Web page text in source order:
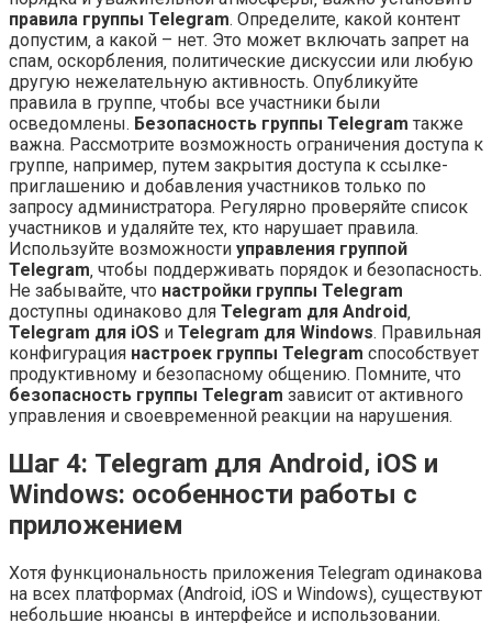
правила группы Telegram. Определите‚ какой контент
допустим‚ а какой – нет. Это может включать запрет на
спам‚ оскорбления‚ политические дискуссии или любую
другую нежелательную активность. Опубликуйте
правила в группе‚ чтобы все участники были
осведомлены. Безопасность группы Telegram также
важна. Рассмотрите возможность ограничения доступа к
группе‚ например‚ путем закрытия доступа к ссылке-
приглашению и добавления участников только по
запросу администратора. Регулярно проверяйте список
участников и удаляйте тех‚ кто нарушает правила.
Используйте возможности управления группой
Telegram‚ чтобы поддерживать порядок и безопасность.
Не забывайте‚ что настройки группы Telegram
доступны одинаково для Telegram для Android‚
Telegram для iOS и Telegram для Windows. Правильная
конфигурация настроек группы Telegram способствует
продуктивному и безопасному общению. Помните‚ что
безопасность группы Telegram зависит от активного
управления и своевременной реакции на нарушения.
Шаг 4: Telegram для Android‚ iOS и
Windows: особенности работы с
приложением
Хотя функциональность приложения Telegram одинакова
на всех платформах (Android‚ iOS и Windows)‚ существуют
небольшие нюансы в интерфейсе и использовании.